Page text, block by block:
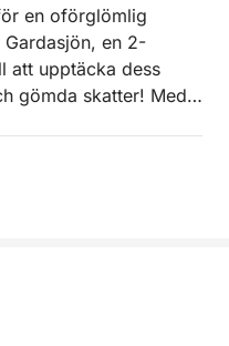
en oförglömlig
en 2-
att upptäcka dess
gömda skatter! Med
Torchio i Manerba
av ren
dess överdådiga
med dess